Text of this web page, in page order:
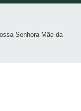
Senhora Mãe da